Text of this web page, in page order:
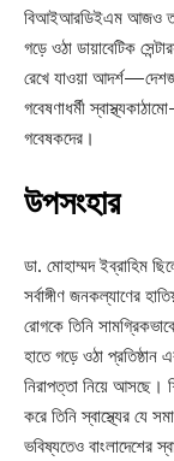
বিআইআরডিইএম আজও তাঁর
গড়ে ওঠা ডায়াবেটিক
রেখে যাওয়া আদর্শ—দেশজ
গবেষণাধর্মী
গবেষকদের।
উপসংহার
ডা. মোহাম্মদ ইব্রাহিম
সর্বাঙ্গীণ জনকল্যাণের
রোগকে তিনি
হাতে গড়ে ওঠা
নিরাপত্তা নিয়ে আসছে।
করে তিনি স্বাস্থ্যের যে
ভবিষ্যতেও বাংলাদেশের